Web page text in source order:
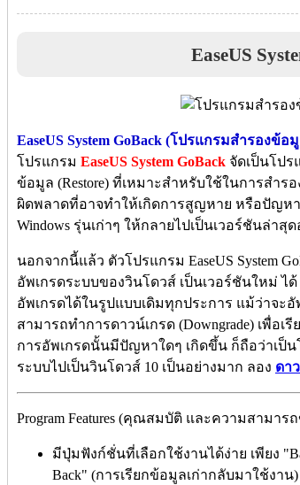
EaseUS
EaseUS System GoBack (โปรแกรมสำรองข้
โปรแกรม EaseUS System GoBack จัดเป็นโปร
ข้อมูล (Restore) ที่เหมาะสำหรับใช้ในการสำ
ผิดพลาดที่อาจทำให้เกิดการสูญหาย หรือปัญห
Windows รุ่นเก่าๆ ให้กลายไปเป็นเวอร์ชันล่าสุ
นอกจากนี้แล้ว ตัวโปรแกรม EaseUS System
อัพเกรดระบบของวินโดวส์ เป็นเวอร์ชันใหม่
อัพเกรดได้ในรูปแบบเดิมทุกประการ แม้ว่าจะ
สามารถทำการดาวน์เกรด (Downgrade) เพื่อ
การอัพเกรดนั้นมีปัญหาใดๆ เกิดขึ้น ก็ถือว่าเป็
ระบบไปเป็นวินโดวส์ 10 เป็นอย่างมาก ลอง ดา
Program Features (คุณสมบัติ และความสามารถ
มีปุ่มฟังก์ชั่นที่เลือกใช้งานได้ง่าย เพียง
Back" (การเรียกข้อมูลเก่ากลับมาใช้งาน)